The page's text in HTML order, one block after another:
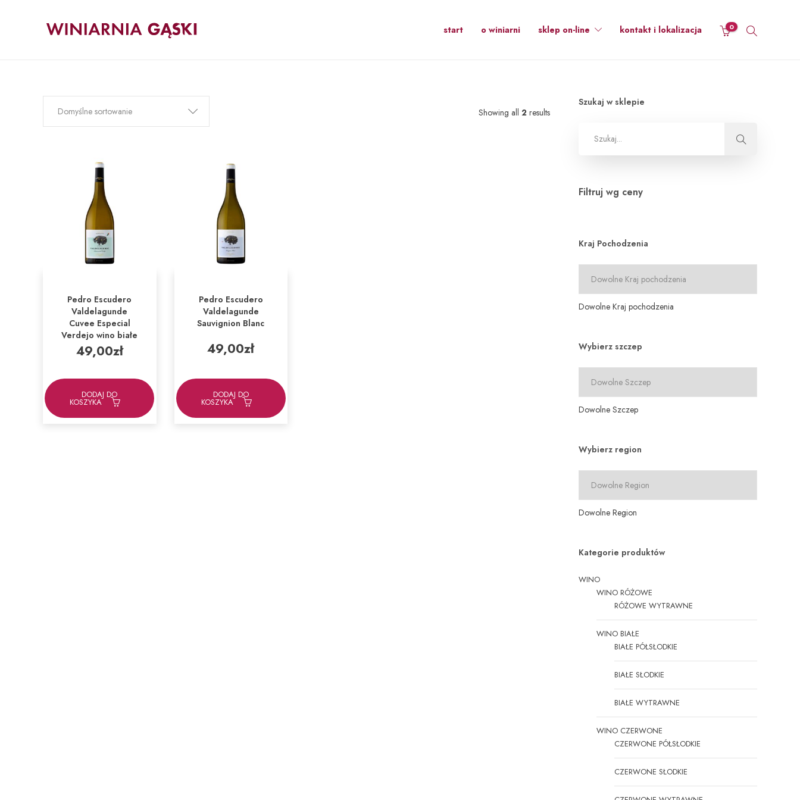
start o winiarni sklep on-line kontakt i lokalizacja 0
Showing all 2 results
Domyślne sortowanie
Pedro Escudero
Valdelagunde
Cuvee Especial
Verdejo wino białe
49,00zł
DODAJ DO
KOSZYKA
Pedro Escudero
Valdelagunde
Sauvignion Blanc
49,00zł
DODAJ DO
KOSZYKA
Szukaj w sklepie
Filtruj wg ceny
Kraj Pochodzenia
Dowolne Kraj pochodzenia
Wybierz szczep
Dowolne Szczep
Wybierz region
Dowolne Region
Kategorie produktów
WINO
WINO RÓŻOWE
RÓŻOWE WYTRAWNE
WINO BIAŁE
BIAŁE PÓŁSŁODKIE
BIAŁE SŁODKIE
BIAŁE WYTRAWNE
WINO CZERWONE
CZERWONE PÓŁSŁODKIE
CZERWONE SŁODKIE